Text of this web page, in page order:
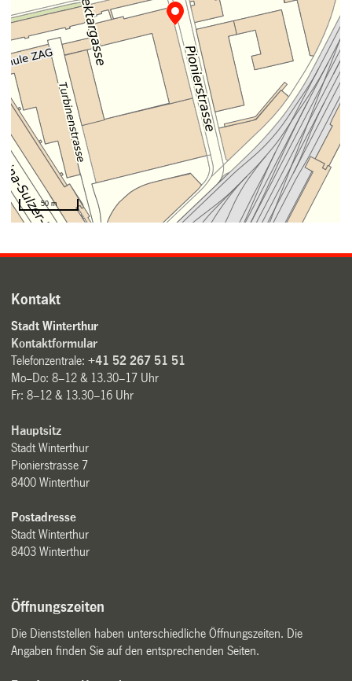
Kontakt
Stadt Winterthur
Kontaktformular
Telefonzentrale:+41 52 267 51 51
Mo–Do: 8–12 & 13.30–17 Uhr
Fr: 8–12 & 13.30–16 Uhr
Hauptsitz
Stadt Winterthur
Pionierstrasse 7
8400 Winterthur
Postadresse
Stadt Winterthur
8403 Winterthur
Öffnungszeiten
Die Dienststellen haben unterschiedliche Öffnungszeiten. Die
Angaben finden Sie auf den entsprechenden Seiten.